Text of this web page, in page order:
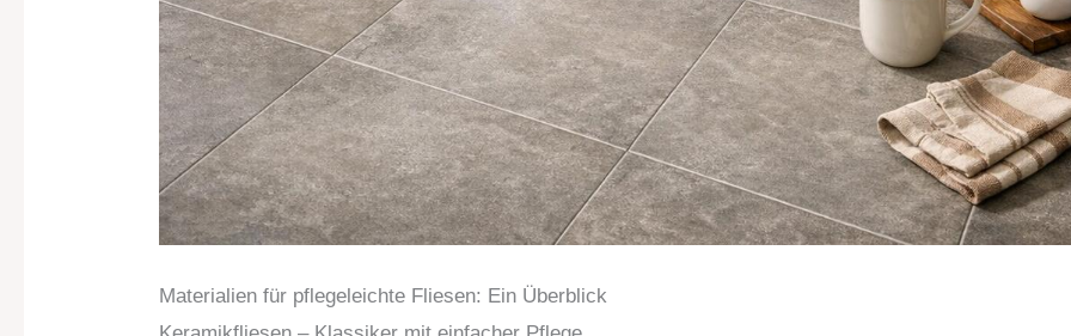
Materialien für pflegeleichte Fliesen: Ein Überblick